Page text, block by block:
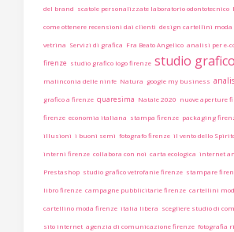
del brand scatole personalizzate laboratorio odontotecnico
come ottenere recensioni dai clienti design cartellini moda
vetrina Servizi di grafica Fra Beato Angelico analisi per e-
firenze studio grafico logo firenze studio
malinconia delle ninfe Natura google my business
grafico a firenze quaresima Natale 2020 nuove aperture
firenze economia italiana stampa firenze packaging
illusioni i buoni semi fotografo firenze il vento dello
interni firenze collabora con noi carta ecologica internet
Prestashop studio grafico vetrofanie firenze stampare
libro firenze campagne pubblicitarie firenze cartellini
cartellino moda firenze italia libera scegliere studio di
sito internet agenzia di comunicazione firenze fotografia